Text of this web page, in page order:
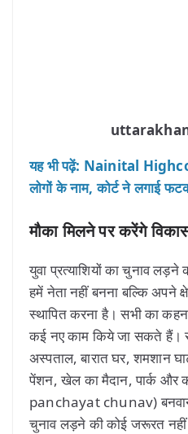
यह भी पढ़ें: Nainital
लोगों के नाम, कोर्ट ने लगाई
मौका मिलने पर करेंगे
युवा प्रत्याशियों का चुनाव
हमें नेता नहीं बनना बल्कि अपने
स्थापित करना है। सभी का
कई नए काम किये जा सकते हैं।
अस्पताल, बारात घर, शमशान
पेंशन, खेल का मैदान, पार्क
panchayat chunav)
चुनाव लड़ने की कोई जरूरत नहीं